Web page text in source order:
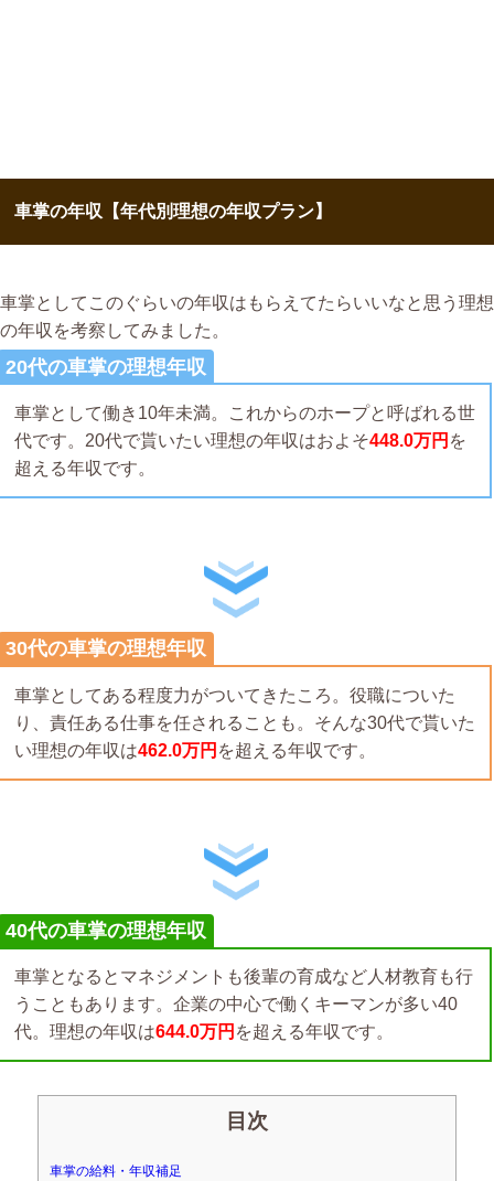
車掌の年収【年代別理想の年収プラン】
車掌としてこのぐらいの年収はもらえてたらいいなと思う理想
の年収を考察してみました。
20代の車掌の理想年収
車掌として働き10年未満。これからのホープと呼ばれる世
代です。20代で貰いたい理想の年収はおよそ448.0万円 を
超える年収です。
30代の車掌の理想年収
車掌としてある程度力がついてきたころ。役職についた
り、責任ある仕事を任されることも。そんな30代で貰いた
い理想の年収は462.0万円 を超える年収です。
40代の車掌の理想年収
車掌となるとマネジメントも後輩の育成など人材教育も行
うこともあります。企業の中心で働くキーマンが多い40
代。理想の年収は644.0万円 を超える年収です。
目次
車掌の給料・年収補足